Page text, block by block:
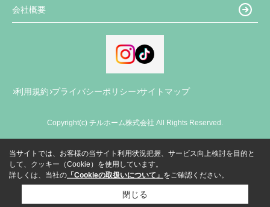
会社概要
利用規約 プライバシーポリシー サイトマップ
Copyright(c) チルホーム株式会社 All Rights Reserved.
当サイトでは、お客様の当サイト利用状況把握、サービス向上検討を目的と
して、クッキー（Cookie）を使用しています。
詳しくは、当社の 「Cookieの取扱いについて」 をご確認ください。
閉じる